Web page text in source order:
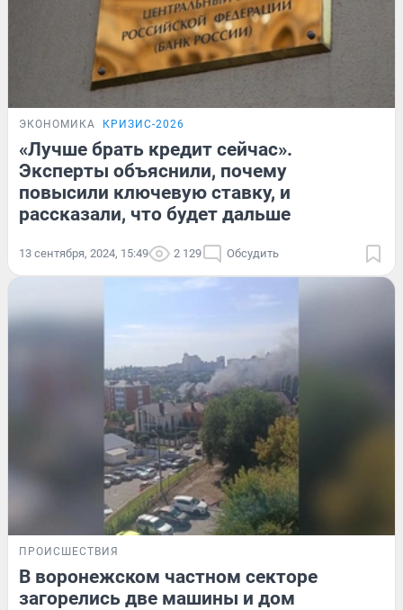
ЭКОНОМИКА КРИЗИС-2026
«Лучше брать кредит сейчас».
Эксперты объяснили, почему
повысили ключевую ставку, и
рассказали, что будет дальше
13 сентября, 2024, 15:49 2 129 Обсудить
ПРОИСШЕСТВИЯ
В воронежском частном секторе
загорелись две машины и дом